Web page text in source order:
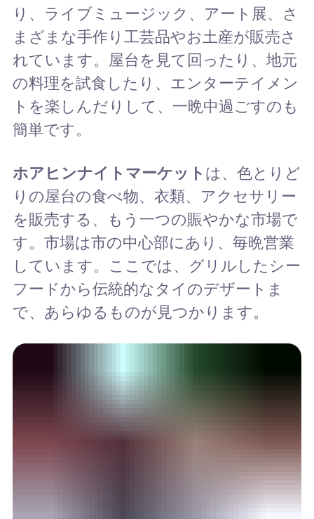
り、ライブミュージック、アート展、さ
まざまな手作り工芸品やお土産が販売さ
れています。屋台を見て回ったり、地元
の料理を試食したり、エンターテイメン
トを楽しんだりして、一晩中過ごすのも
簡単です。
ホアヒンナイトマーケット は、色とりど
りの屋台の食べ物、衣類、アクセサリー
を販売する、もう一つの賑やかな市場で
す。市場は市の中心部にあり、毎晩営業
しています。ここでは、グリルしたシー
フードから伝統的なタイのデザートま
で、あらゆるものが見つかります。